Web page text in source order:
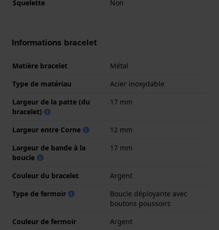
Squelette Non
Informations bracelet
Matière bracelet
Métal
Type de matériau
Acier inoxydable
Largeur de la patte (du
bracelet)
17 mm
Largeur entre Corne
12 mm
Largeur de bande à la
boucle
17 mm
Couleur du bracelet
Argent
Type de fermoir
Boucle déployante avec
boutons poussoirs
Couleur de fermoir
Argent